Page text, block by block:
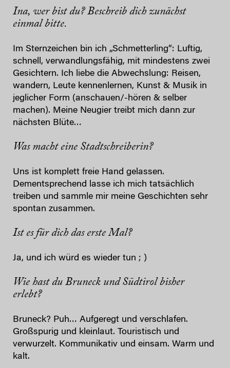
Ina, wer bist du? Beschreib dich zunächst
einmal bitte.
Im Sternzeichen bin ich „Schmetterling“: Luftig,
schnell, verwandlungsfähig, mit mindestens zwei
Gesichtern. Ich liebe die Abwechslung: Reisen,
wandern, Leute kennenlernen, Kunst & Musik in
jeglicher Form (anschauen/-hören & selber
machen). Meine Neugier treibt mich dann zur
nächsten Blüte…
Was macht eine Stadtschreiberin?
Uns ist komplett freie Hand gelassen.
Dementsprechend lasse ich mich tatsächlich
treiben und sammle mir meine Geschichten sehr
spontan zusammen.
Ist es für dich das erste Mal?
Ja, und ich würd es wieder tun ; )
Wie hast du Bruneck und Südtirol bisher
erlebt?
Bruneck? Puh… Aufgeregt und verschlafen.
Großspurig und kleinlaut. Touristisch und
verwurzelt. Kommunikativ und einsam. Warm und
kalt.